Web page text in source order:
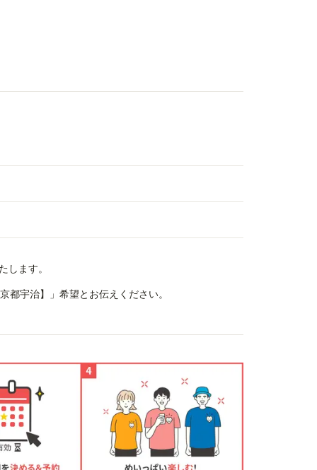
します。
都宇治】」希望とお伝えください。